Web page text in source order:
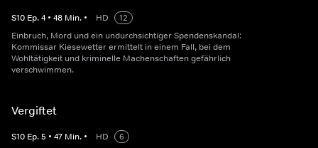
S10 Ep.4 • 48 Min. • HD
12
Einbruch, Mord und ein undurchsichtiger Spendenskandal:
Kommissar Kiesewetter ermittelt in einem Fall, bei dem
Wohltätigkeit und kriminelle Machenschaften gefährlich
verschwimmen.
Vergiftet
S10 Ep.5 • 47 Min. • HD
6